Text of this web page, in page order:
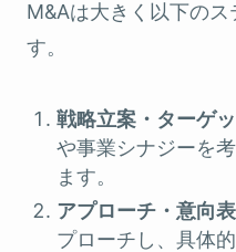
M&Aは大きく以下の
す。
戦略立案・ターゲ
や事業シナジーを
ます。
アプローチ・意向表
プローチし、具体